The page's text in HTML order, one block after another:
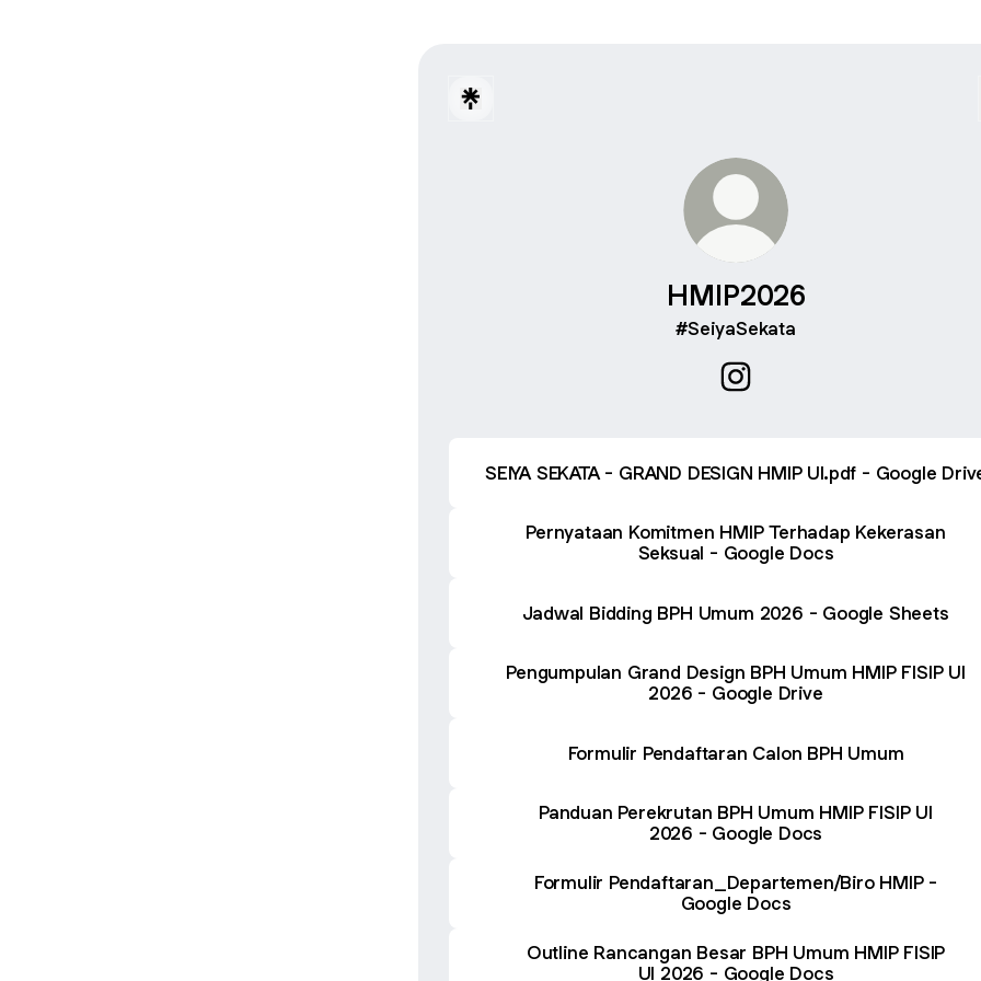
HMIP2026
#SeiyaSekata
SEIYA SEKATA - GRAND DESIGN HMIP UI.pdf - Google
Pernyataan Komitmen HMIP Terhadap Kekerasan
Seksual - Google Docs
Jadwal Bidding BPH Umum 2026 - Google Sheets
Pengumpulan Grand Design BPH Umum HMIP FISIP UI
2026 - Google Drive
Formulir Pendaftaran Calon BPH Umum
Panduan Perekrutan BPH Umum HMIP FISIP UI
2026 - Google Docs
Formulir Pendaftaran_Departemen/Biro HMIP -
Google Docs
Outline Rancangan Besar BPH Umum HMIP FISIP
UI 2026 - Google Docs